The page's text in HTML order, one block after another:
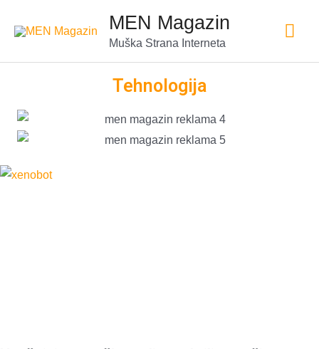
MEN Magazin
Muška Strana Interneta
Tehnologija